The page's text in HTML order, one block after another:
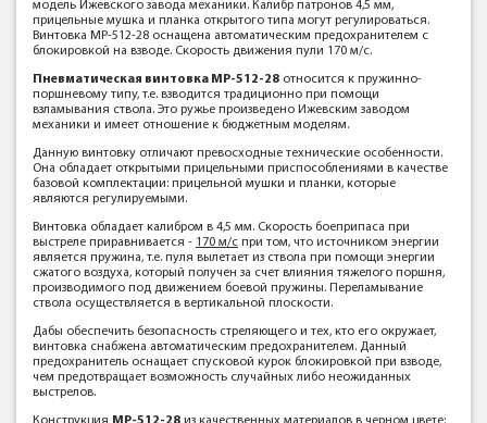
модель Ижевского завода механики. Калибр патронов 4,5 мм,
прицельные мушка и планка открытого типа могут регулироваться.
Винтовка МР-512-28 оснащена автоматическим предохранителем с
блокировкой на взводе. Скорость движения пули 170 м/с.
Пневматическая винтовка МР-512-28 относится к пружинно-
поршневому типу, т.е. взводится традиционно при помощи
взламывания ствола. Это ружье произведено Ижевским заводом
механики и имеет отношение к бюджетным моделям.
Данную винтовку отличают превосходные технические особенности.
Она обладает открытыми прицельными приспособлениями в качестве
базовой комплектации: прицельной мушки и планки, которые
являются регулируемыми.
Винтовка обладает калибром в 4,5 мм. Скорость боеприпаса при
выстреле приравнивается - 170 м/с при том, что источником энергии
является пружина, т.е. пуля вылетает из ствола при помощи энергии
сжатого воздуха, который получен за счет влияния тяжелого поршня,
производимого под движением боевой пружины. Переламывание
ствола осуществляется в вертикальной плоскости.
Дабы обеспечить безопасность стреляющего и тех, кто его окружает,
винтовка снабжена автоматическим предохранителем. Данный
предохранитель оснащает спусковой курок блокировкой при взводе,
чем предотвращает возможность случайных либо неожиданных
выстрелов.